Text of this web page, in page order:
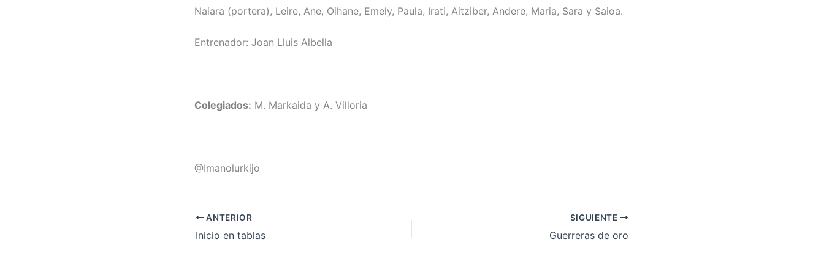
Naiara (portera), Leire, Ane, Oihane, Emely, Paula, Irati, Aitziber, Andere, Maria, Sara y Saioa.
Entrenador: Joan Lluis Albella
Colegiados: M. Markaida y A. Villoria
@Imanolurkijo
ANTERIOR
Inicio en tablas
SIGUIENTE
Guerreras de oro